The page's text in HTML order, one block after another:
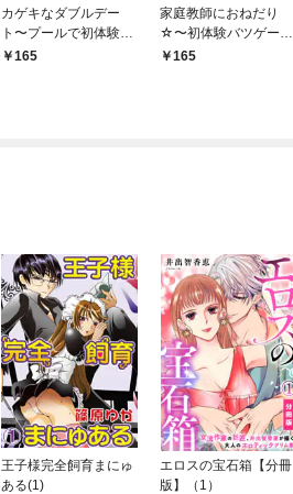
カゲキなダブルデー
ト〜プールで初体験〜
（フルカラー）
165
家庭教師におねだり
☆〜初体験バツゲー
ム〜（フルカラー）
165
王子様完全飼育まにゅ
ある(1)
エロスの宝石箱【分冊
版】（1）